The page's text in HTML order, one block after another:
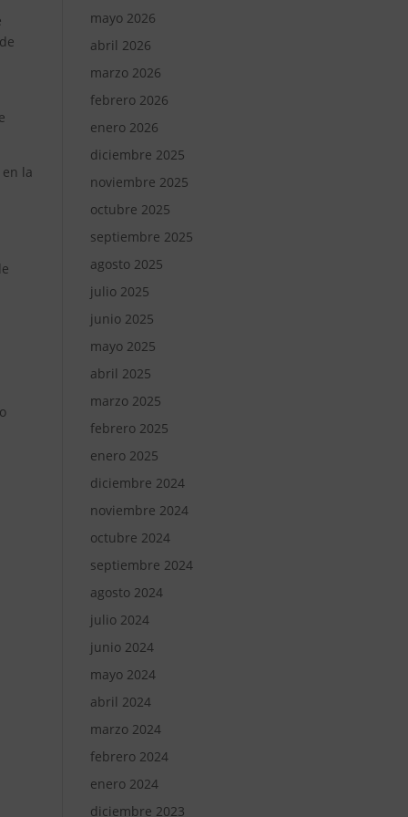
la
mayo 2026
abril 2026
marzo 2026
febrero 2026
enero 2026
diciembre 2025
noviembre 2025
octubre 2025
septiembre 2025
agosto 2025
julio 2025
junio 2025
mayo 2025
abril 2025
marzo 2025
febrero 2025
enero 2025
diciembre 2024
noviembre 2024
octubre 2024
septiembre 2024
agosto 2024
julio 2024
junio 2024
mayo 2024
abril 2024
marzo 2024
febrero 2024
enero 2024
diciembre 2023